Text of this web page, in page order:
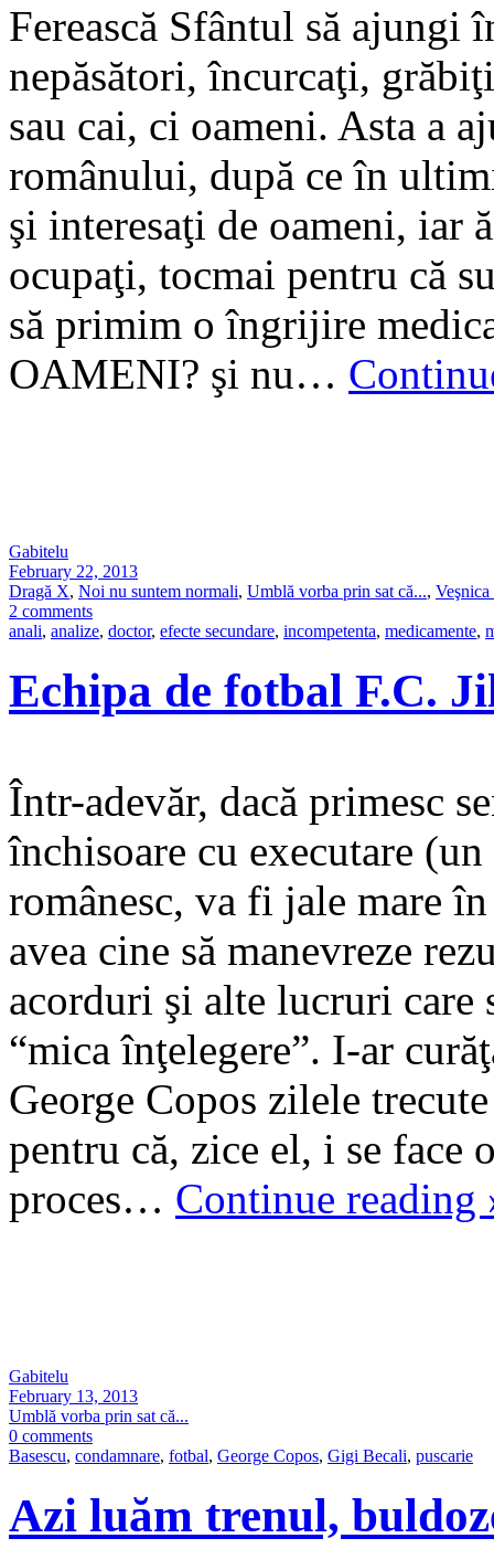
Ferească Sfântul să
nepăsători, încurcaţi,
sau cai, ci oameni. Asta a
românului, după ce în
şi interesaţi de oameni, iar
ocupaţi, tocmai pentru că
să primim o îngrijire
OAMENI? şi nu…
Gabitelu
February 22, 2013
Dragă X, Noi nu suntem normali, Umblă vorba prin sat că...,
2 comments
anali, analize, doctor, efecte secundare, incompetenta, medicamente,
Echipa de fotbal F.C.
Într-adevăr, dacă primesc
închisoare cu executare
românesc, va fi jale mare
avea cine să manevreze
acorduri şi alte lucruri care
“mica înţelegere”. I-ar
George Copos zilele
pentru că, zice el, i se face
proces… Continue reading
Gabitelu
February 13, 2013
Umblă vorba prin sat că...
0 comments
Basescu, condamnare, fotbal, George Copos, Gigi Becali, puscarie
Azi luăm trenul,